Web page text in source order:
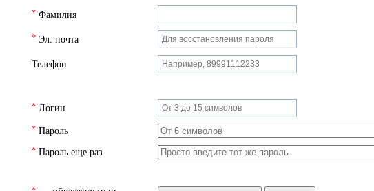
Фамилия
*
Эл. почта
*
Телефон
Логин
*
Пароль
*
Пароль еще раз
*